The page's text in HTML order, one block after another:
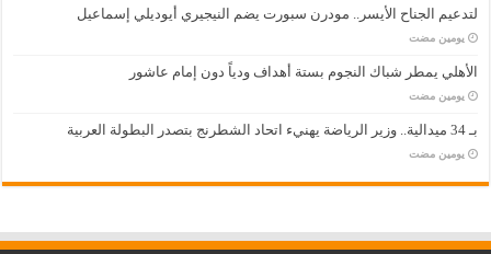
لتدعيم الجناح الأيسر.. مودرن سبورت يضم النيجيري أيوديلي إسماعيل
‏يومين مضت
الأهلي يمطر شباك النجوم بستة أهداف ودياً دون إمام عاشور
‏يومين مضت
بـ 34 ميدالية.. وزير الرياضة يهنيء اتحاد الشطرنج بتصدر البطولة العربية
‏يومين مضت